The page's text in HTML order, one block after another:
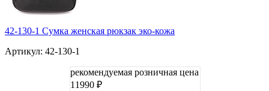
42-130-1 Сумка женская рюкзак эко-кожа
Артикул: 42-130-1
рекомендуемая розничная цена
11990 ₽